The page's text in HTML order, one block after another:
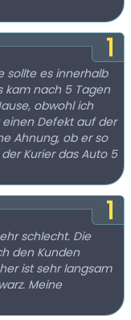
1
sollte es innerhalb
kam nach 5 Tagen
obwohl ich
Defekt auf der
Ahnung, ob er so
Kurier das Auto 5
1
schlecht. Die
den Kunden
ist sehr langsam
Meine